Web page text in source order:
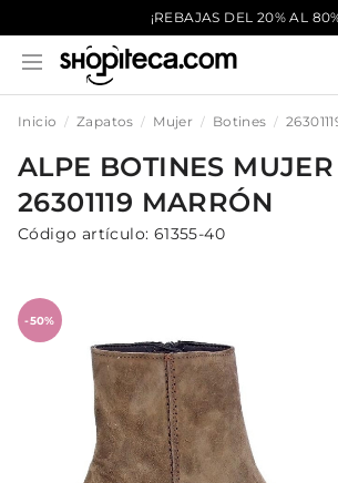
¡REBAJAS DEL 20% AL
Inicio Zapatos Mujer Botines
ALPE BOTINES MUJER
26301119 MARRÓN
Código artículo: 61355-40
-50%